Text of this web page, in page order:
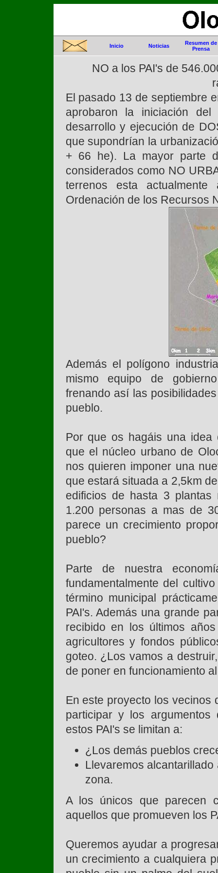
Inicio Noticias
Resumen de
Prensa
NO a los PAI's de
El pasado 13 de septiembre
aprobaron la iniciación
desarrollo y ejecución de
que supondrían la
+ 66 he). La mayor parte
considerados como NO
terrenos esta
Ordenación de los Recursos
Además el polígono
mismo equipo de
frenando así las
pueblo.
Por que os hagáis una idea
que el núcleo urbano de
nos quieren imponer una
que estará situada a 2,5km
edificios de hasta 3
1.200 personas a mas de
parece un crecimiento
pueblo?
Parte de nuestra
fundamentalmente del
término municipal
PAI's. Además una grande
recibido en los últimos
agricultores y fondos
goteo. ¿Los vamos a
de poner en funcionamiento
En este proyecto los vecinos
participar y los
estos PAI's se limitan a:
¿Los demás pueblos
Llevaremos
zona.
A los únicos que parecen
aquellos que promueven los
Queremos ayudar a
un crecimiento a cualquiera